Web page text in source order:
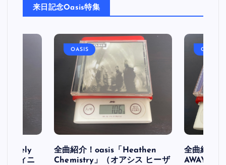
来日記念Oasis特集
フィニ
OASIS
全曲紹介！oasis「Heathen
Chemistry」（オアシス ヒーザ
OASIS
全曲紹介
AWAY」